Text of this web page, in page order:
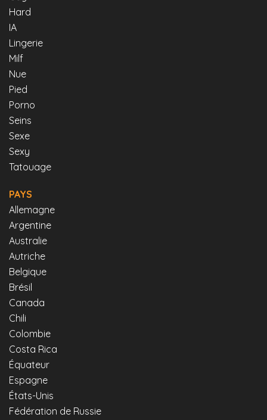
Hard
IA
Lingerie
Milf
Nue
Pied
Porno
Seins
Sexe
Sexy
Tatouage
PAYS
Allemagne
Argentine
Australie
Autriche
Belgique
Brésil
Canada
Chili
Colombie
Costa Rica
Équateur
Espagne
États-Unis
Fédération de Russie